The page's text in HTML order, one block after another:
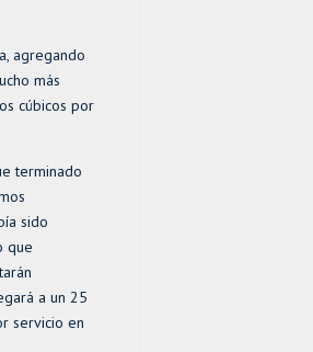
agregando
más
cúbicos por
terminado
sido
que
a un 25
servicio en